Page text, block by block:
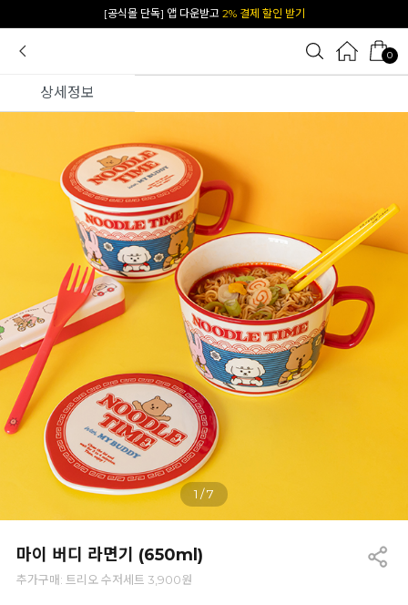
카카오 플친 추가하면1천원 즉시 할인 쿠폰
0
상세정보
1 /7
마이 버디 라면기 (650ml)
추가구매: 트리오 수저세트 3,900원